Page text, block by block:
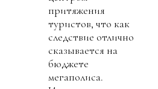
притяжения
туристов, что как
следствие отлично
сказывается на
бюджете
мегаполиса.